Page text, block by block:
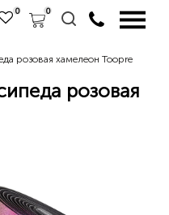
0 0
розовая хамелеон Toopre
розовая